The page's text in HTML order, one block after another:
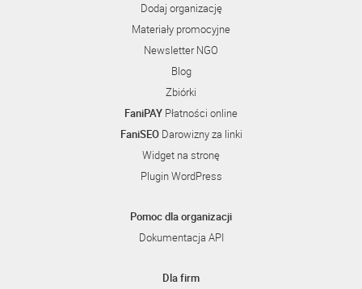
Dodaj organizację
Materiały promocyjne
Newsletter NGO
Blog
Zbiórki
FaniPAY Płatności online
FaniSEODarowizny za linki
Widget na stronę
Plugin WordPress
Pomoc dla organizacji
Dokumentacja API
Dla firm